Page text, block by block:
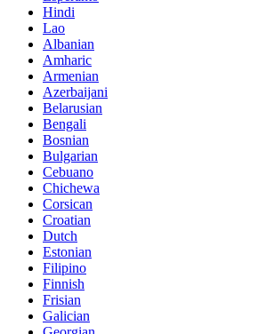
Hindi
Lao
Albanian
Amharic
Armenian
Azerbaijani
Belarusian
Bengali
Bosnian
Bulgarian
Cebuano
Chichewa
Corsican
Croatian
Dutch
Estonian
Filipino
Finnish
Frisian
Galician